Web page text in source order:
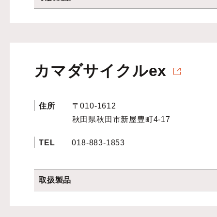
カマダサイクルex
住所
〒010-1612
秋田県秋田市新屋豊町4-17
TEL 018-883-1853
取扱製品